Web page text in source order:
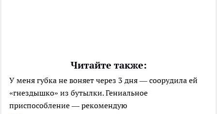
Читайте также:
У меня губка не воняет через 3 дня — соорудила ей
«гнездышко» из бутылки. Гениальное
приспособление — рекомендую